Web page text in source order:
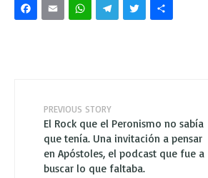
Facebook
EmailWhatsApp
Telegram
Twitter
PREVIOUS STORY
El Rock que el Peronismo no sabía
que tenía. Una invitación a pensar
en Apóstoles, el podcast que fue a
buscar lo que faltaba.